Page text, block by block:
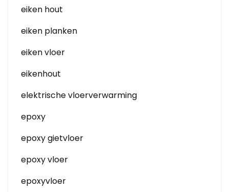
eiken hout
eiken planken
eiken vloer
eikenhout
elektrische vloerverwarming
epoxy
epoxy gietvloer
epoxy vloer
epoxyvloer